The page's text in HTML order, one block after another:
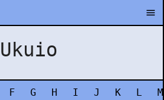
Ukuio
F G H I J K L M